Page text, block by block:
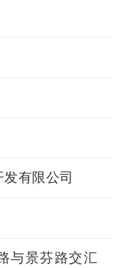
有限公司
与景芬路交汇